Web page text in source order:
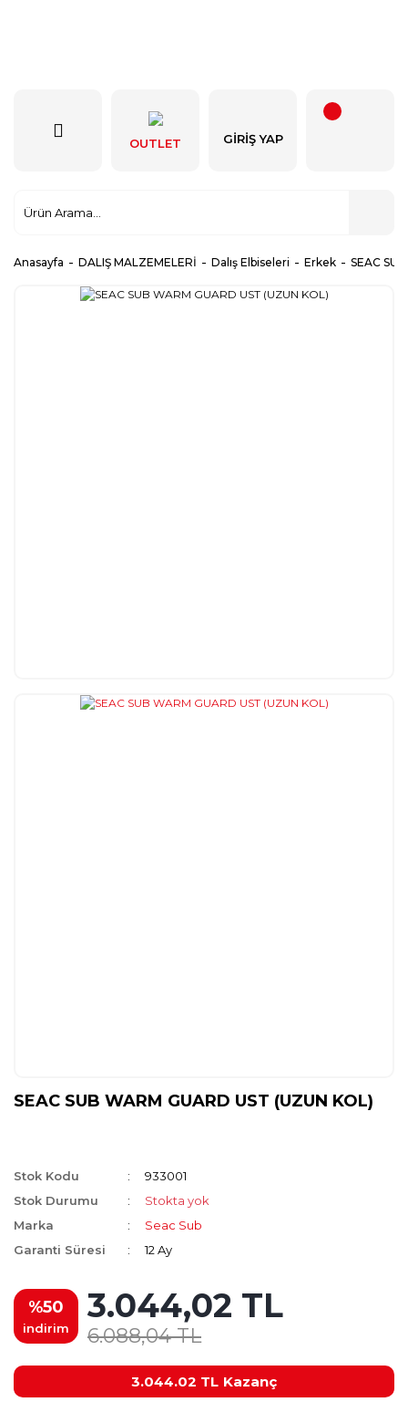
OUTLET GIRIŞ YAP
Anasayfa DALIŞ MALZEMELERİ Dalış Elbiseleri Erkek SEAC
SEAC SUB WARM GUARD UST (UZUN KOL)
Stok Kodu
933001
Stok Durumu
Stokta yok
Marka
Seac Sub
Garanti Süresi
12 Ay
%50
indirim
3.044,02 TL
6.088,04 TL
3.044.02 TL Kazanç